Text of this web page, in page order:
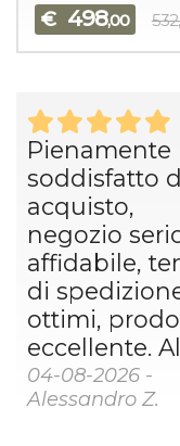
€ 498,00
Pienamente
soddisfatto
acquisto,
negozio
affidabile,
di
ottimi,
eccellente.
04-08-2026 -
Alessandro Z.